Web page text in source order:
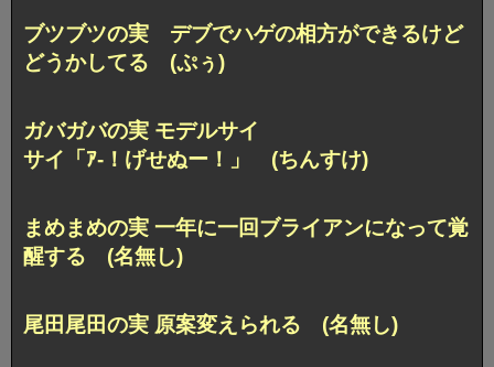
ブツブツの実 デブでハゲの相方ができるけど
どうかしてる (ぷぅ)
ガバガバの実 モデルサイ
サイ「ｱ-！げせぬー！」 (ちんすけ)
まめまめの実 一年に一回ブライアンになって覚
醒する (名無し)
尾田尾田の実 原案変えられる (名無し)